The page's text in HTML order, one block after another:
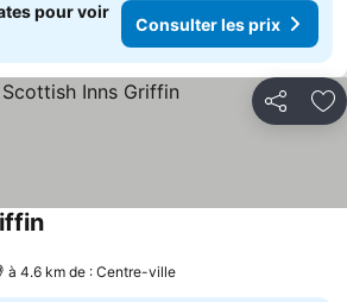
pour voir
Consulter les prix
Partager
à 4.6 km de : Centre-ville